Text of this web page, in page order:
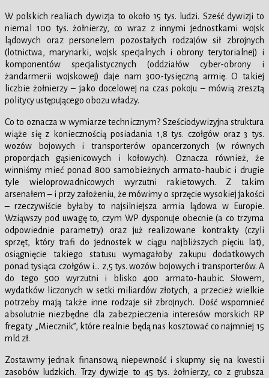
W polskich realiach dywizja to około 15 tys. ludzi. Sześć dywizji to
niemal 100 tys. żołnierzy, co wraz z innymi jednostkami wojsk
lądowych oraz personelem pozostałych rodzajów sił zbrojnych
(lotnictwa, marynarki, wojsk specjalnych i obrony terytorialnej) i
komponentów specjalistycznych (oddziałów cyber-obrony i
żandarmerii wojskowej) daje nam 300-tysięczną armię. O takiej
liczbie żołnierzy – jako docelowej na czas pokoju – mówią zresztą
politycy ustępującego obozu władzy.
Co to oznacza w wymiarze technicznym? Sześciodywizyjna struktura
wiąże się z koniecznością posiadania 1,8 tys. czołgów oraz 3 tys.
wozów bojowych i transporterów opancerzonych (w równych
proporcjach gąsienicowych i kołowych). Oznacza również, że
winniśmy mieć ponad 800 samobieżnych armato-haubic i drugie
tyle wieloprowadnicowych wyrzutni rakietowych. Z takim
arsenałem – i przy założeniu, że mówimy o sprzęcie wysokiej jakości
– rzeczywiście byłaby to najsilniejsza armia lądowa w Europie.
Wziąwszy pod uwagę to, czym WP dysponuje obecnie (a co trzyma
odpowiednie parametry) oraz już realizowane kontrakty (czyli
sprzęt, który trafi do jednostek w ciągu najbliższych pięciu lat),
osiągnięcie takiego statusu wymagałoby zakupu dodatkowych
ponad tysiąca czołgów i… 2,5 tys. wozów bojowych i transporterów. A
do tego 500 wyrzutni i blisko 400 armato-haubic. Słowem,
wydatków liczonych w setki miliardów złotych, a przecież wielkie
potrzeby mają także inne rodzaje sił zbrojnych. Dość wspomnieć
absolutnie niezbędne dla zabezpieczenia interesów morskich RP
fregaty „Miecznik”, które realnie będą nas kosztować co najmniej 15
mld zł.
Zostawmy jednak finansową niepewność i skupmy się na kwestii
zasobów ludzkich. Trzy dywizje to 45 tys. żołnierzy, co z grubsza